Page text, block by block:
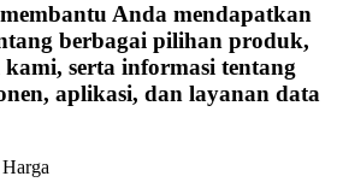
Anda mendapatkan
berbagai pilihan produk,
serta informasi tentang
aplikasi, dan layanan data